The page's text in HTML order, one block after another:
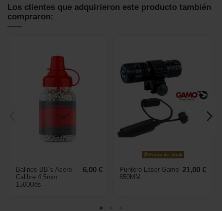
Los clientes que adquirieron este producto también
compraron:
Balines BB´s Acero
Calibre 4,5mm
1500Uds
6,00 €
Fuera de stock
Puntero Láser Gamo
650MM
21,00 €